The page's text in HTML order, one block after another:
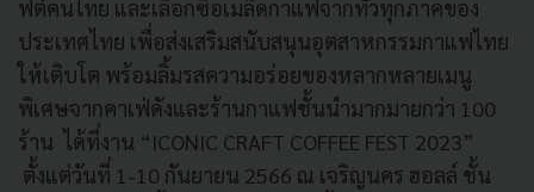
ฟต์คนไทย และเลือกซื้อเมล็ดกาแฟจากทั่วทุกภาคของ
ประเทศไทย เพื่อส่งเสริมสนับสนุนอุตสาหกรรมกาแฟไทย
ให้เติบโต พร้อมลิ้มรสความอร่อยของหลากหลายเมนู
พิเศษจากคาเฟ่ดังและร้านกาแฟชั้นนำมากมายกว่า 100
ร้าน ได้ที่งาน “ICONIC CRAFT COFFEE FEST 2023”
ตั้งแต่วันที่ 1-10 กันยายน 2566 ณ เจริญนคร ฮอลล์ ชั้น